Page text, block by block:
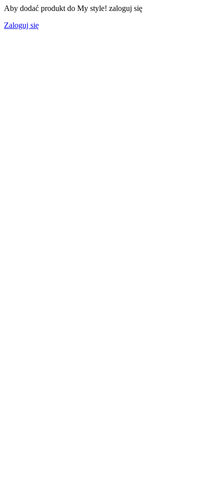
Aby dodać produkt do My style! zaloguj się
Zaloguj się